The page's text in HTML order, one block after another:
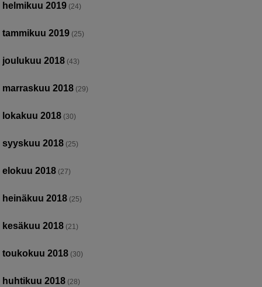
helmikuu 2019 (24)
tammikuu 2019 (25)
joulukuu 2018 (43)
marraskuu 2018 (29)
lokakuu 2018 (30)
syyskuu 2018 (25)
elokuu 2018 (27)
heinäkuu 2018 (25)
kesäkuu 2018 (21)
toukokuu 2018 (30)
huhtikuu 2018 (28)